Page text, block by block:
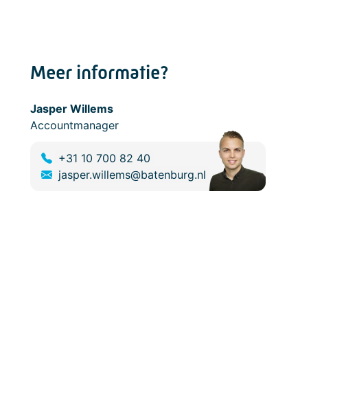
Meer informatie?
Jasper Willems
Accountmanager
+31 10 700 82 40
jasper.willems@batenburg.nl